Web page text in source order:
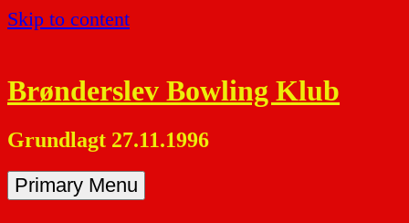
Skip to content
Brønderslev Bowling Klub
Grundlagt 27.11.1996
Primary Menu